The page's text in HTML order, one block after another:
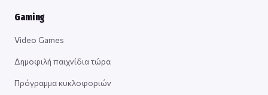
Gaming
Video Games
Δημοφιλή παιχνίδια τώρα
Πρόγραμμα κυκλοφοριών